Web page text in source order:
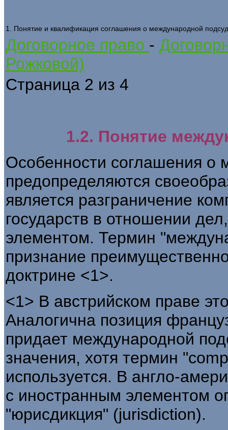
1. Понятие и квалификация соглашения о международной
Договорное право -
Рожковой)
Страница 2 из 4
1.2. Понятие
Особенности соглашения о
предопределяются
является разграничение
государств в отношении
элементом. Термин
признание
доктрине <1>.
<1> В австрийском праве
Аналогична позиция
придает международной
значения, хотя термин
используется. В англо-
с иностранным элементом
"юрисдикция" (jurisdiction).